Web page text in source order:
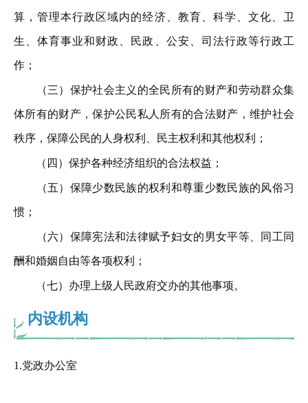
算，管理本行政区域内的经济、教育、科学、文化、卫
生、体育事业和财政、民政、公安、司法行政等行政工
作；
（三）保护社会主义的全民所有的财产和劳动群众集
体所有的财产，保护公民私人所有的合法财产，维护社会
秩序，保障公民的人身权利、民主权利和其他权利；
（四）保护各种经济组织的合法权益；
（五）保障少数民族的权利和尊重少数民族的风俗习
惯；
（六）保障宪法和法律赋予妇女的男女平等、同工同
酬和婚姻自由等各项权利；
（七）办理上级人民政府交办的其他事项。
内设机构
1.党政办公室